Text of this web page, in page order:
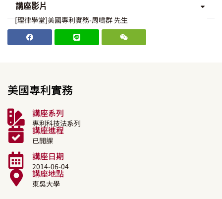
講座影片
[理律學堂]美國專利實務-周鳴群 先生
美國專利實務
講座系列
專利科技法系列
講座進程
已開課
講座日期
2014-06-04
講座地點
東吳大學